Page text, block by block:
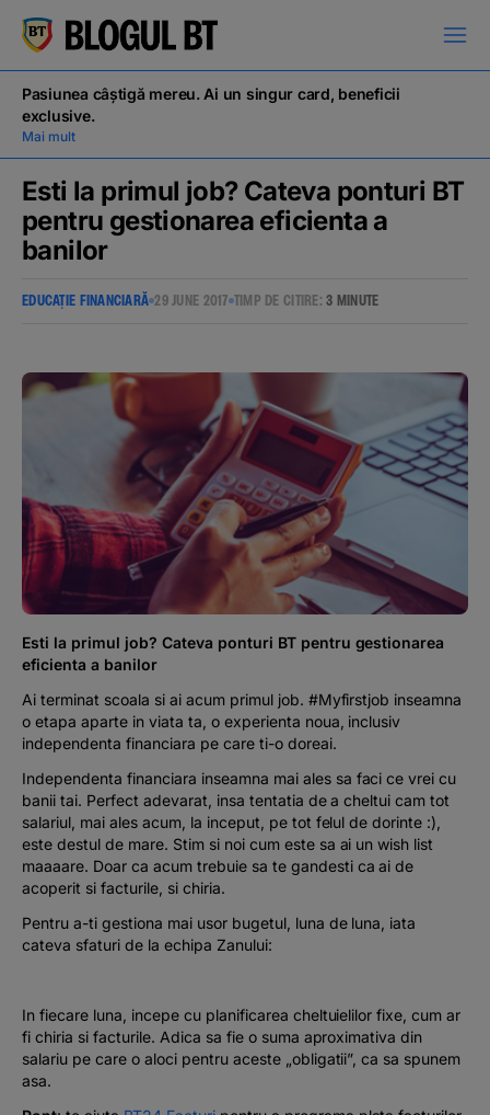
кириллица
Campanii
Educație financiară
BT Pay
Evenimente
Podcast
The MacRO Zone
Pasiunea câștigă mereu. Ai un singur card, beneficii
exclusive.
Mai mult
Esti la primul job? Cateva ponturi BT
pentru gestionarea eficienta a
banilor
EDUCAȚIE FINANCIARĂ 29 JUNE 2017 TIMP DE CITIRE:3 MINUTE
Esti la primul job? Cateva ponturi BT pentru gestionarea
eficienta a banilor
Ai terminat scoala si ai acum primul job. #Myfirstjob inseamna
o etapa aparte in viata ta, o experienta noua, inclusiv
independenta financiara pe care ti-o doreai.
Independenta financiara inseamna mai ales sa faci ce vrei cu
banii tai. Perfect adevarat, insa tentatia de a cheltui cam tot
salariul, mai ales acum, la inceput, pe tot felul dedorinte :),
este destul de mare. Stim si noi cum este sa ai unwish list
maaaare. Doar ca acum trebuie sa te gandesti ca ai de
acoperit si facturile, si chiria.
Pentru a-ti gestiona mai usor bugetul, luna de luna, iata
cateva sfaturi de la echipa Zanului:
In fiecare luna, incepe cu planificarea cheltuielilor fixe, cum ar
fi chiria si facturile. Adica sa fie o suma aproximativa din
salariu pe care o aloci pentru aceste „obligatii”, ca sa spunem
asa.